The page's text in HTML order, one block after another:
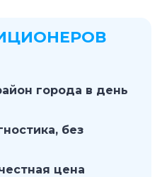
города в день
без
цена